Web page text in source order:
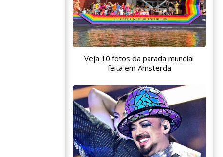
Veja 10 fotos da parada mundial
feita em Amsterdã